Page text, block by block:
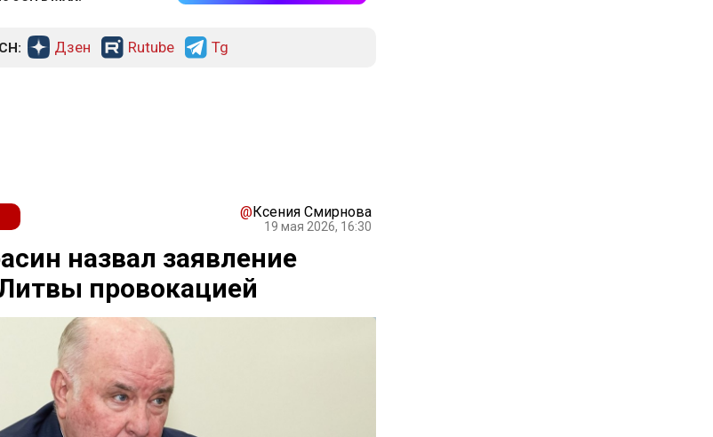
Дзен Rutube Tg
@Ксения Смирнова
19 мая 2026, 16:30
назвал заявление
провокацией